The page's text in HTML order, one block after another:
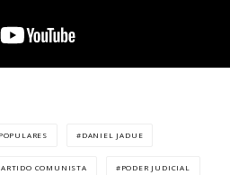
DANIEL JADUE
COMUNISTA PODER JUDICIAL